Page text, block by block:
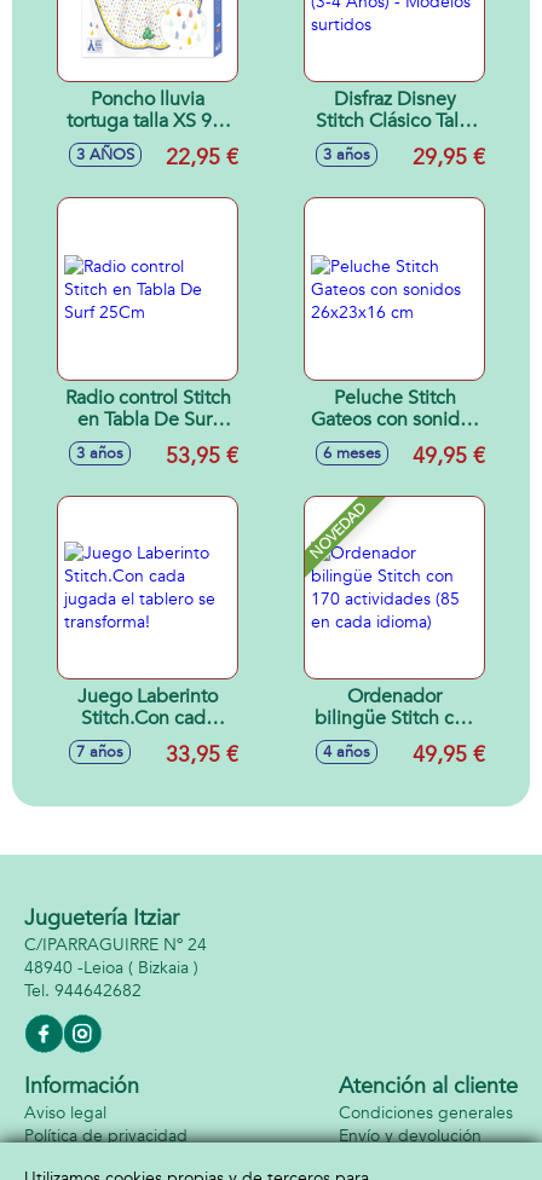
Poncho lluvia
tortuga talla XS 90-
110 cm
3 AÑOS 22,95 €
Disfraz Disney
Stitch Clásico Talla
XS (3-4 Años) -
Modelos surtidos
3 años 29,95 €
Radio control Stitch
en Tabla De Surf
25Cm
3 años 53,95 €
Peluche Stitch
Gateos con sonidos
26x23x16 cm
6 meses 49,95 €
Juego Laberinto
Stitch.Con cada
jugada el tablero se
transforma!
7 años 33,95 €
NOVEDAD
Ordenador
bilingüe Stitch con
170 actividades (85
en cada idioma)
4 años 49,95 €
Juguetería Itziar
C/IPARRAGUIRRE Nº 24
48940 -Leioa ( Bizkaia )
944642682
Información
Aviso legal
Política de privacidad
Atención al cliente
Condiciones generales
Envío y devolución